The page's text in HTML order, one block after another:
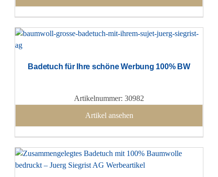
Badetuch für Ihre schöne Werbung 100% BW
Artikelnummer: 30982
Artikel ansehen